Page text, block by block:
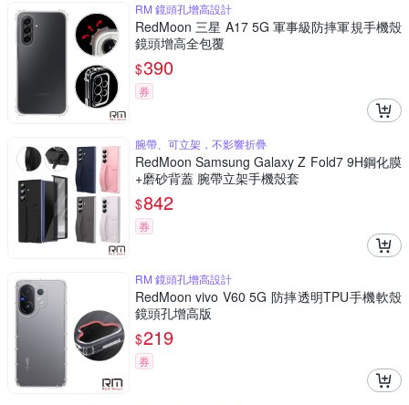
RM 鏡頭孔增高設計
RedMoon 三星 A17 5G 軍事級防摔軍規手機殼
鏡頭增高全包覆
$390
券
腕帶、可立架，不影響折疊
RedMoon Samsung Galaxy Z Fold7 9H鋼化膜
+磨砂背蓋 腕帶立架手機殼套
$842
券
RM 鏡頭孔增高設計
RedMoon vivo V60 5G 防摔透明TPU手機軟殼
鏡頭孔增高版
$219
券